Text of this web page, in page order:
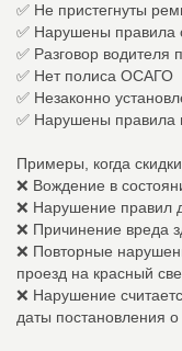
✅ Не пристегнуты
✅ Нарушены правила
✅ Разговор
✅ Нет полиса ОСАГО
✅ Незаконно
✅ Нарушены правила
Примеры, когда
❌ Вождение в
❌ Нарушение правил
❌ Причинение вреда
❌ Повторные
проезд на красный
❌ Нарушение
даты постановления